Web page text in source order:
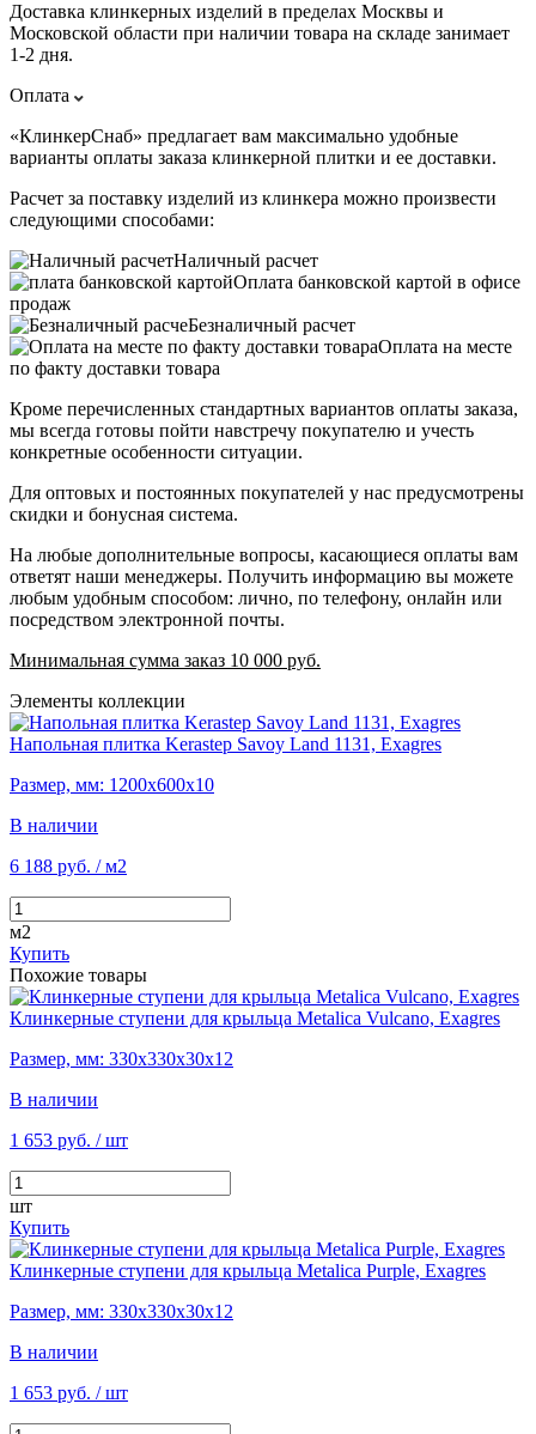
Доставка клинкерных изделий в пределах Москвы и
Московской области при наличии товара на складе занимает
1-2 дня.
Оплата
«КлинкерСнаб» предлагает вам максимально удобные
варианты оплаты заказа клинкерной плитки и ее доставки.
Расчет за поставку изделий из клинкера можно произвести
следующими способами:
Наличный расчет
Оплата банковской картой в офисе
продаж
Безналичный расчет
Оплата на месте
по факту доставки товара
Кроме перечисленных стандартных вариантов оплаты заказа,
мы всегда готовы пойти навстречу покупателю и учесть
конкретные особенности ситуации.
Для оптовых и постоянных покупателей у нас предусмотрены
скидки и бонусная система.
На любые дополнительные вопросы, касающиеся оплаты вам
ответят наши менеджеры. Получить информацию вы можете
любым удобным способом: лично, по телефону, онлайн или
посредством электронной почты.
Минимальная сумма заказ 10 000 руб.
Элементы коллекции
Напольная плитка Kerastep Savoy Land 1131, Exagres
Размер, мм: 1200х600х10
В наличии
6 188 руб. / м2
м2
Купить
Похожие товары
Клинкерные ступени для крыльца Metalica Vulcano, Exagres
Размер, мм: 330х330х30х12
В наличии
1 653 руб. / шт
шт
Купить
Клинкерные ступени для крыльца Metalica Purple, Exagres
Размер, мм: 330х330х30х12
В наличии
1 653 руб. / шт